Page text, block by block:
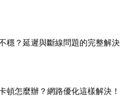
穩？延遲與斷線問題的完整解決
頓怎麼辦？網路優化這樣解決！